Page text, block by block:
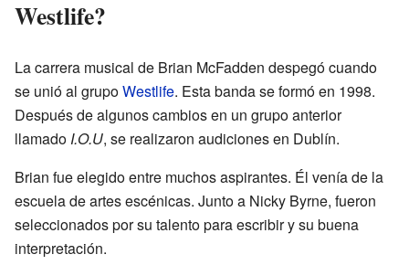
Westlife?
La carrera musical de Brian McFadden despegó cuando
se unió al grupoWestlife. Esta banda se formó en 1998.
Después de algunos cambios en un grupo anterior
llamado I.O.U, se realizaron audiciones en Dublín.
Brian fue elegido entre muchos aspirantes. Él venía de la
escuela de artes escénicas. Junto a Nicky Byrne, fueron
seleccionados por su talento para escribir y su buena
interpretación.